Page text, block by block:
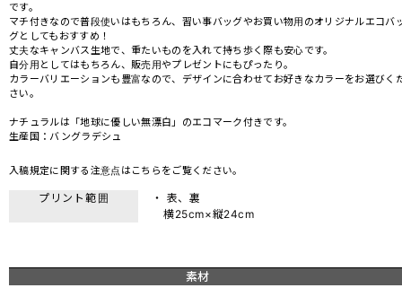
です。
マチ付きなので普段使いはもちろん、習い事バッグやお買い物用のオリジナルエコバ
グとしてもおすすめ！
丈夫なキャンバス生地で、重たいものを入れて持ち歩く際も安心です。
自分用としてはもちろん、販売用やプレゼントにもぴったり。
カラーバリエーションも豊富なので、デザインに合わせてお好きなカラーをお選びく
さい。
ナチュラルは「地球に優しい無漂白」のエコマーク付きです。
生産国：バングラデシュ
入稿規定に関する注意点は こちら をご覧ください。
プリント範囲
・ 表、裏
横25cm×縦24cm
素材